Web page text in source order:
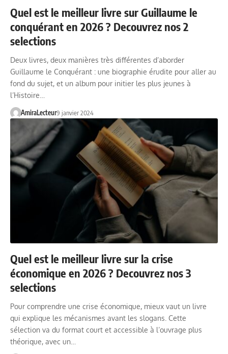
Quel est le meilleur livre sur Guillaume le
conquérant en 2026 ? Decouvrez nos 2
selections
Deux livres, deux manières très différentes d’aborder
Guillaume le Conquérant : une biographie érudite pour aller au
fond du sujet, et un album pour initier les plus jeunes à
l’Histoire…
AmiraLecteur9 janvier 2024
Quel est le meilleur livre sur la crise
économique en 2026 ? Decouvrez nos 3
selections
Pour comprendre une crise économique, mieux vaut un livre
qui explique les mécanismes avant les slogans. Cette
sélection va du format court et accessible à l’ouvrage plus
théorique, avec un…